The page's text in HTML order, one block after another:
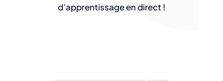
d’apprentissage en direct !